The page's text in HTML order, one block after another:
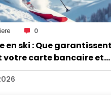
0
en ski : Que garantissent
votre carte bancaire et
habitation en cas
?